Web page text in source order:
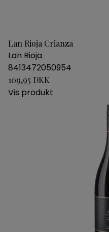
Lan Rioja Crianza
Lan Rioja
8413472050954
109,95 DKK
Vis produkt